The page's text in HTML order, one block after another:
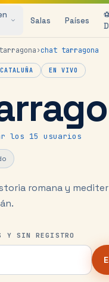
Salas Países
tarragona›chat tarragona
CATALUÑA EN VIVO
los 15 usuarios
romana y
Y SIN REGISTRO